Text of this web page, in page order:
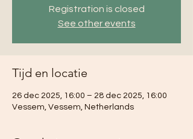
Registration is closed
See other events
Tijd en locatie
26 dec 2025, 16:00 – 28 dec 2025, 16:00
Vessem, Vessem, Netherlands